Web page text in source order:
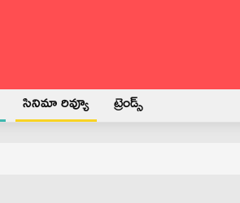
సినిమా రివ్యూ ట్రెండ్స్